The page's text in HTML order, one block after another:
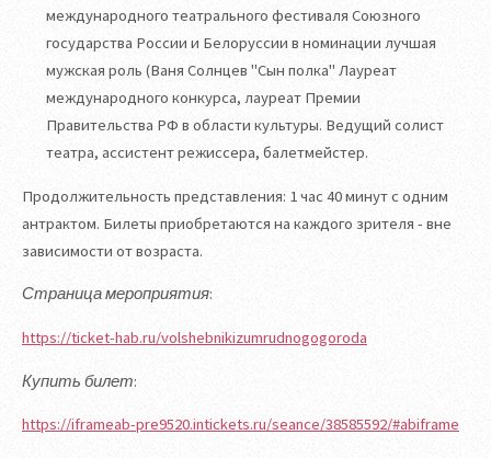
международного театрального фестиваля Союзного
государства России и Белоруссии в номинации лучшая
мужская роль (Ваня Солнцев "Сын полка" Лауреат
международного конкурса, лауреат Премии
Правительства РФ в области культуры. Ведущий солист
театра, ассистент режиссера, балетмейстер.
Продолжительность представления: 1 час 40 минут с одним
антрактом. Билеты приобретаются на каждого зрителя - вне
зависимости от возраста.
Страница мероприятия:
https://ticket-hab.ru/volshebnikizumrudnogogoroda
Купить билет:
https://iframeab-pre9520.intickets.ru/seance/38585592/#abiframe